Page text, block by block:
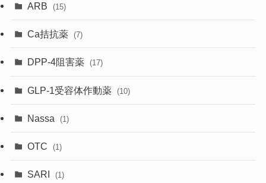
ARB (15)
Ca拮抗薬 (7)
DPP-4阻害薬 (17)
GLP-1受容体作動薬 (10)
Nassa (1)
OTC (1)
SARI (1)